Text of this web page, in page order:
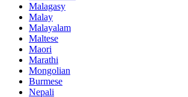
Malagasy
Malay
Malayalam
Maltese
Maori
Marathi
Mongolian
Burmese
Nepali